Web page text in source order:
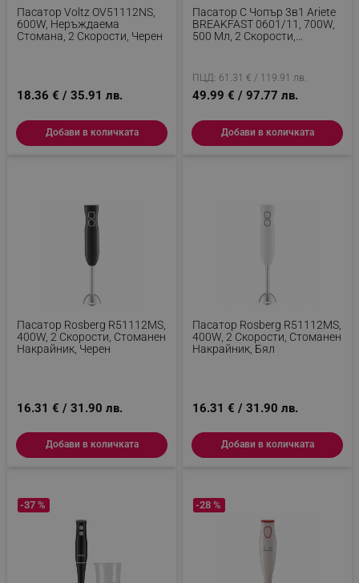
Пасатор Voltz OV51112NS,
600W, Неръждаема
Стомана, 2 Скорости, Черен
18.36 € / 35.91 лв.
Добави в количката
Пасатор С Чопър 3в1 Ariete
BREAKFAST 0601/11, 700W,
500 Мл, 2 Скорости,
ПЦД: 61.31 € / 119.91 лв.
49.99 € / 97.77 лв.
Добави в количката
Пасатор Rosberg R51112MS,
400W, 2 Скорости, Стоманен
Накрайник, Черен
16.31 € / 31.90 лв.
Добави в количката
Пасатор Rosberg R51112MS,
400W, 2 Скорости, Стоманен
Накрайник, Бял
16.31 € / 31.90 лв.
Добави в количката
-37 % -28 %